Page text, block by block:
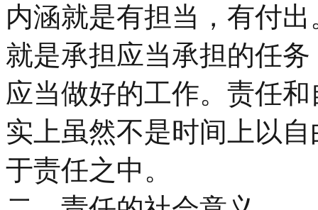
内涵就是有担当，有付
就是承担应当承担的任
应当做好的工作。责任
实上虽然不是时间上以
于责任之中。